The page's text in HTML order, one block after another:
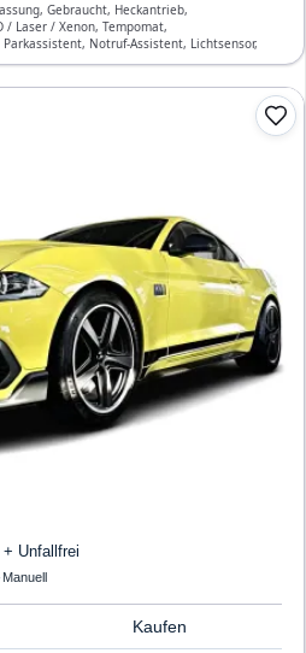
Gebraucht, Heckantrieb,
/ Laser / Xenon, Tempomat,
Notruf-Assistent, Lichtsensor,
Verkehrszeichen-
Unfallfrei
Manuell
Kaufen